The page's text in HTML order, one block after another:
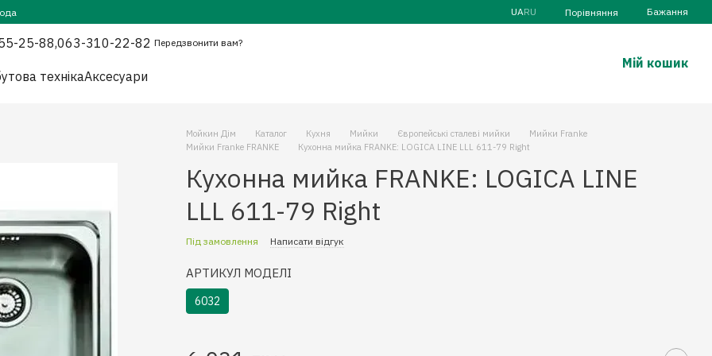
UARU Порівняння Бажання
25-88,063-310-22-82 Передзвонити вам?
технікаАксесуари
Мій кошик
Мойкин Дім Каталог Кухня Мийки Європейські сталеві мийки
Мийки Franke
Мийки Franke FRANKE
Кухонна мийка FRANKE: LOGICA LINE LLL 611-79 Right
Кухонна мийка FRANKE: LOGICA LINE
LLL 611-79 Right
Під замовлення Написати відгук
АРТИКУЛ МОДЕЛІ
6032